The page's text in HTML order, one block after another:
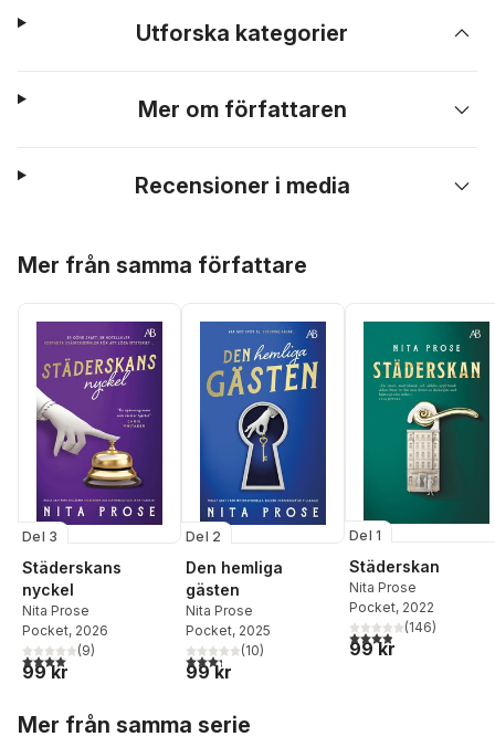
Utforska kategorier
Mer om författaren
Recensioner i media
Mer från samma författare
Del 3
Städerskans
nyckel
Nita Prose
Pocket, 2026
4,0utav 5 stjärnor. Totalt antal röster:
(9)
99 kr
Del 2
Den hemliga
gästen
Nita Prose
Pocket, 2025
3,3utav 5 stjärnor. Totalt antal röster:
(10)
99 kr
Del 1
Städerskan
Nita Prose
Pocket, 2022
3,9utav 5 stjärnor.
(146)
99 kr
Mer från samma serie